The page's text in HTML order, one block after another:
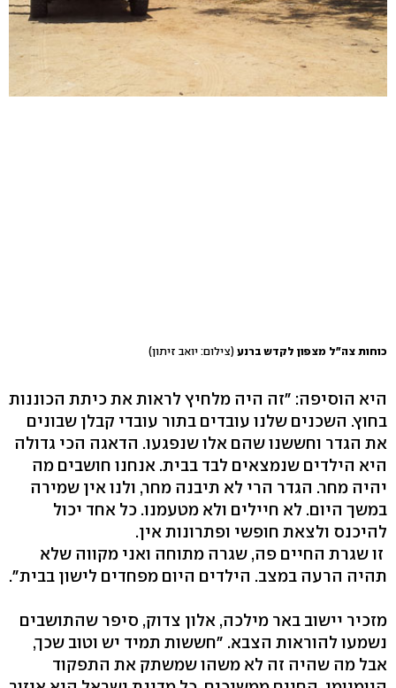
כוחות צה"ל מצפון לקדש ברנע (צילום: יואב זיתון)
היא הוסיפה: "זה היה מלחיץ לראות את כיתת הכוננות
בחוץ. השכנים שלנו עובדים בתור עובדי קבלן שבונים
את הגדר וחששנו שהם אלו שנפגעו. הדאגה הכי גדולה
היא הילדים שנמצאים לבד בבית. אנחנו חושבים מה
יהיה מחר. הגדר הרי לא תיבנה מחר, ולנו אין שמירה
במשך היום. לא חיילים ולא מטעמנו. כל אחד יכול
להיכנס ולצאת חופשי ופתרונות אין.
זו שגרת החיים פה, שגרה מתוחה ואני מקווה שלא
תהיה הרעה במצב. הילדים היום מפחדים לישון בבית".
מזכיר יישוב באר מילכה, אלון צדוק, סיפר שהתושבים
נשמעו להוראות הצבא. "חששות תמיד יש וטוב שכך,
אבל מה שהיה זה לא משהו שמשתק את התפקוד